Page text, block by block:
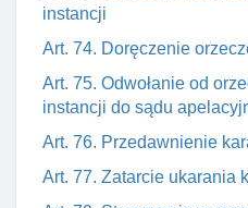
instancji
Art. 74. Doręczenie
Art. 75. Odwołanie od
instancji do sądu
Art. 76. Przedawnienie
Art. 77. Zatarcie ukarania